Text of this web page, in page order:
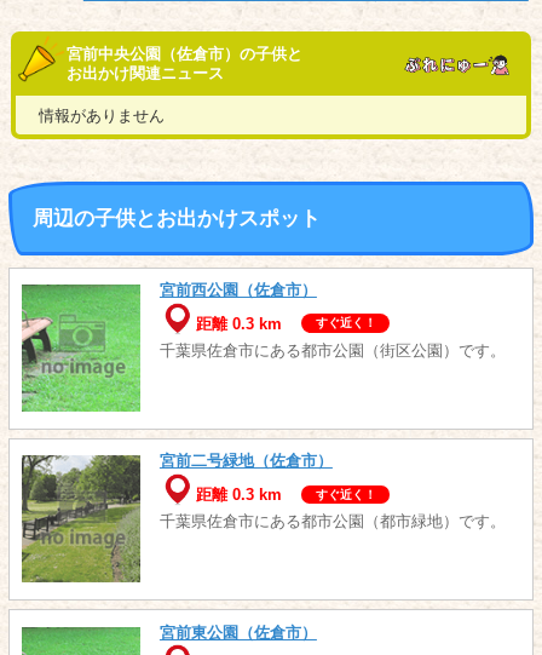
宮前中央公園（佐倉市）の子供と
お出かけ関連ニュース
情報がありません
周辺の子供とお出かけスポット
宮前西公園（佐倉市）
距離 0.3 km
すぐ近く！
千葉県佐倉市にある都市公園（街区公園）です。
宮前二号緑地（佐倉市）
距離 0.3 km
すぐ近く！
千葉県佐倉市にある都市公園（都市緑地）です。
宮前東公園（佐倉市）